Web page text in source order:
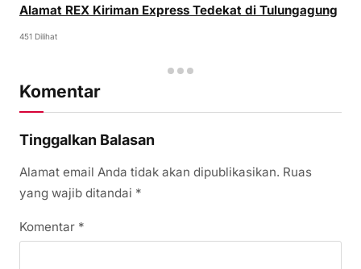
Alamat REX Kiriman Express Tedekat di Tulungagung
451 Dilihat
Komentar
Tinggalkan Balasan
Alamat email Anda tidak akan dipublikasikan. Ruas
yang wajib ditandai *
Komentar *